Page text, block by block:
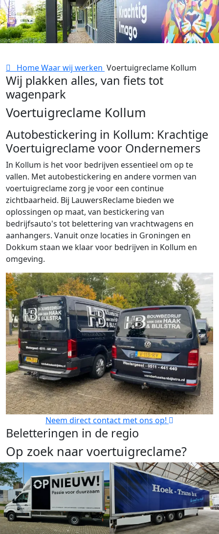
HomeWaar wij werken Voertuigreclame Kollum
Wij plakken alles, van fiets tot
wagenpark
Voertuigreclame Kollum
Autobestickering in Kollum: Krachtige
Voertuigreclame voor Ondernemers
In Kollum is het voor bedrijven essentieel om op te
vallen. Met autobestickering en andere vormen van
voertuigreclame zorg je voor een continue
zichtbaarheid. Bij LauwersReclame bieden we
oplossingen op maat, van bestickering van
bedrijfsauto's tot belettering van vrachtwagens en
aanhangers. Vanuit onze locaties in Groningen en
Dokkum staan we klaar voor bedrijven in Kollum en
omgeving.
Neem direct contact met ons op!
Beletteringen in de regio
Op zoek naar voertuigreclame?